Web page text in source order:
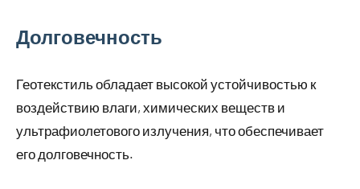
Долговечность
Геотекстиль обладает высокой устойчивостью к
воздействию влаги, химических веществ и
ультрафиолетового излучения, что обеспечивает
его долговечность.